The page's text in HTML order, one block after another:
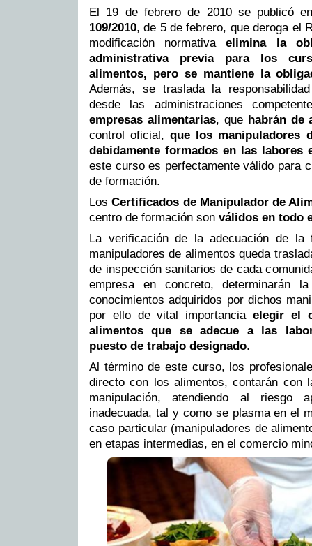
El 19 de febrero de 2010 se publicó
109/2010, de 5 de febrero, que deroga el
modificación normativaelimina la
administrativa previa para los
alimentos, pero se mantiene la
Además, se traslada la
desde las administraciones
empresas alimentarias, que habrán de
control oficial,que los manipuladores
debidamente formados en las labores
este curso es perfectamente válido para
de formación.
LosCertificados de Manipulador de
centro de formación son válidos en todo
La verificación de la adecuación de la
manipuladores de alimentos queda
de inspección sanitarios de cada
empresa en concreto, determinarán
conocimientos adquiridos por dichos
por ello de vital importancia elegir el
alimentos que se adecue a las
puesto de trabajo designado.
Al término de este curso, los
directo con los alimentos, contarán con
manipulación, atendiendo al riesgo
inadecuada, tal y como se plasma en el
caso particular (manipuladores de
en etapas intermedias, en el comercio